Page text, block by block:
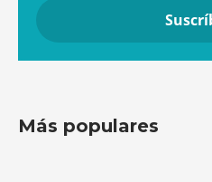
Más populares